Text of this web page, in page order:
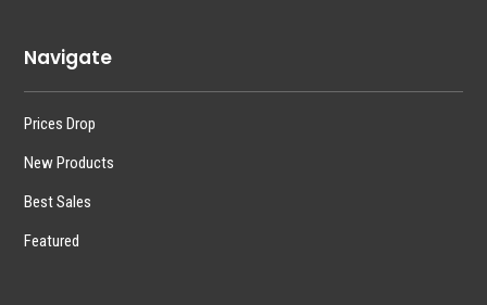
Navigate
Prices Drop
New Products
Best Sales
Featured